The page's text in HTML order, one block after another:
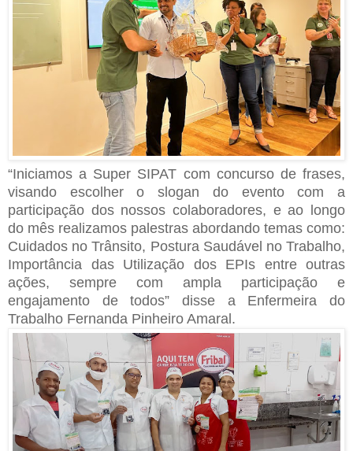
“Iniciamos a Super SIPAT com concurso de frases,
visando escolher o slogan do evento com a
participação dos nossos colaboradores, e ao longo
do mês realizamos palestras abordando temas como:
Cuidados no Trânsito, Postura Saudável no Trabalho,
Importância das Utilização dos EPIs entre outras
ações, sempre com ampla participação e
engajamento de todos” disse a Enfermeira do
Trabalho Fernanda Pinheiro Amaral.